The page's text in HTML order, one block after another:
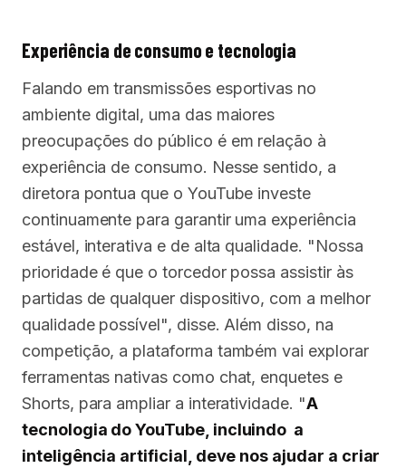
Experiência de consumo e tecnologia
Falando em transmissões esportivas no
ambiente digital, uma das maiores
preocupações do público é em relação à
experiência de consumo. Nesse sentido, a
diretora pontua que o YouTube investe
continuamente para garantir uma experiência
estável, interativa e de alta qualidade. "Nossa
prioridade é que o torcedor possa assistir às
partidas de qualquer dispositivo, com a melhor
qualidade possível", disse. Além disso, na
competição, a plataforma também vai explorar
ferramentas nativas como chat, enquetes e
Shorts, para ampliar a interatividade. "A
tecnologia do YouTube, incluindo a
inteligência artificial, deve nos ajudar a criar